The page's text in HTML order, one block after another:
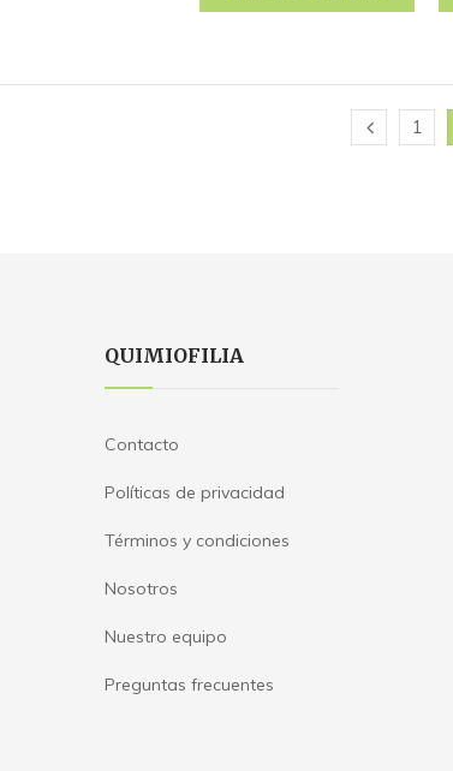
1
QUIMIOFILIA
Contacto
Políticas de privacidad
Términos y condiciones
Nosotros
Nuestro equipo
Preguntas frecuentes